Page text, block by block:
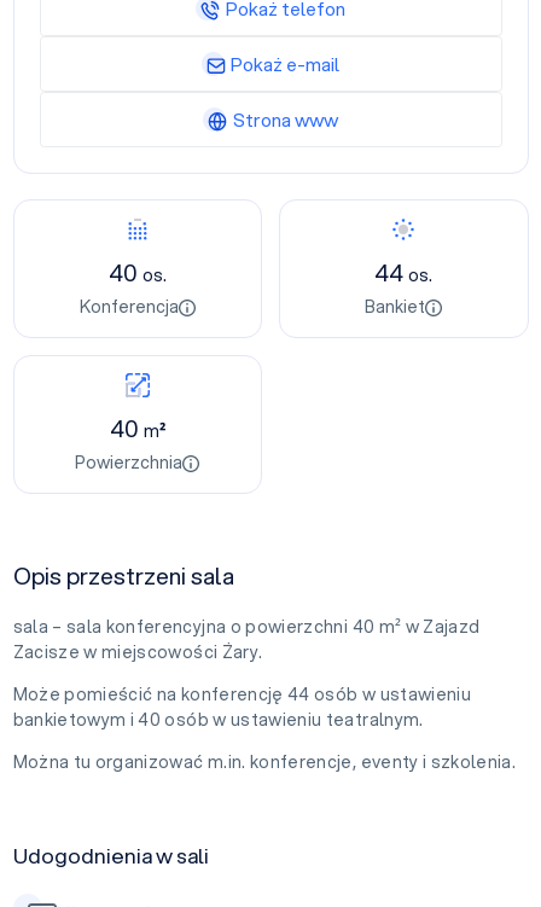
40 os.
Konferencja
44os.
Bankiet
40 m²
Powierzchnia
Opis przestrzeni sala
sala – sala konferencyjna o powierzchni 40 m² w Zajazd
Zacisze w miejscowości Żary.
Może pomieścić na konferencję 44 osób w ustawieniu
bankietowym i 40 osób w ustawieniu teatralnym.
Można tu organizować m.in. konferencje, eventy i szkolenia.
Udogodnienia w sali
Pokaż telefon
Pokaż e-mail
Strona www